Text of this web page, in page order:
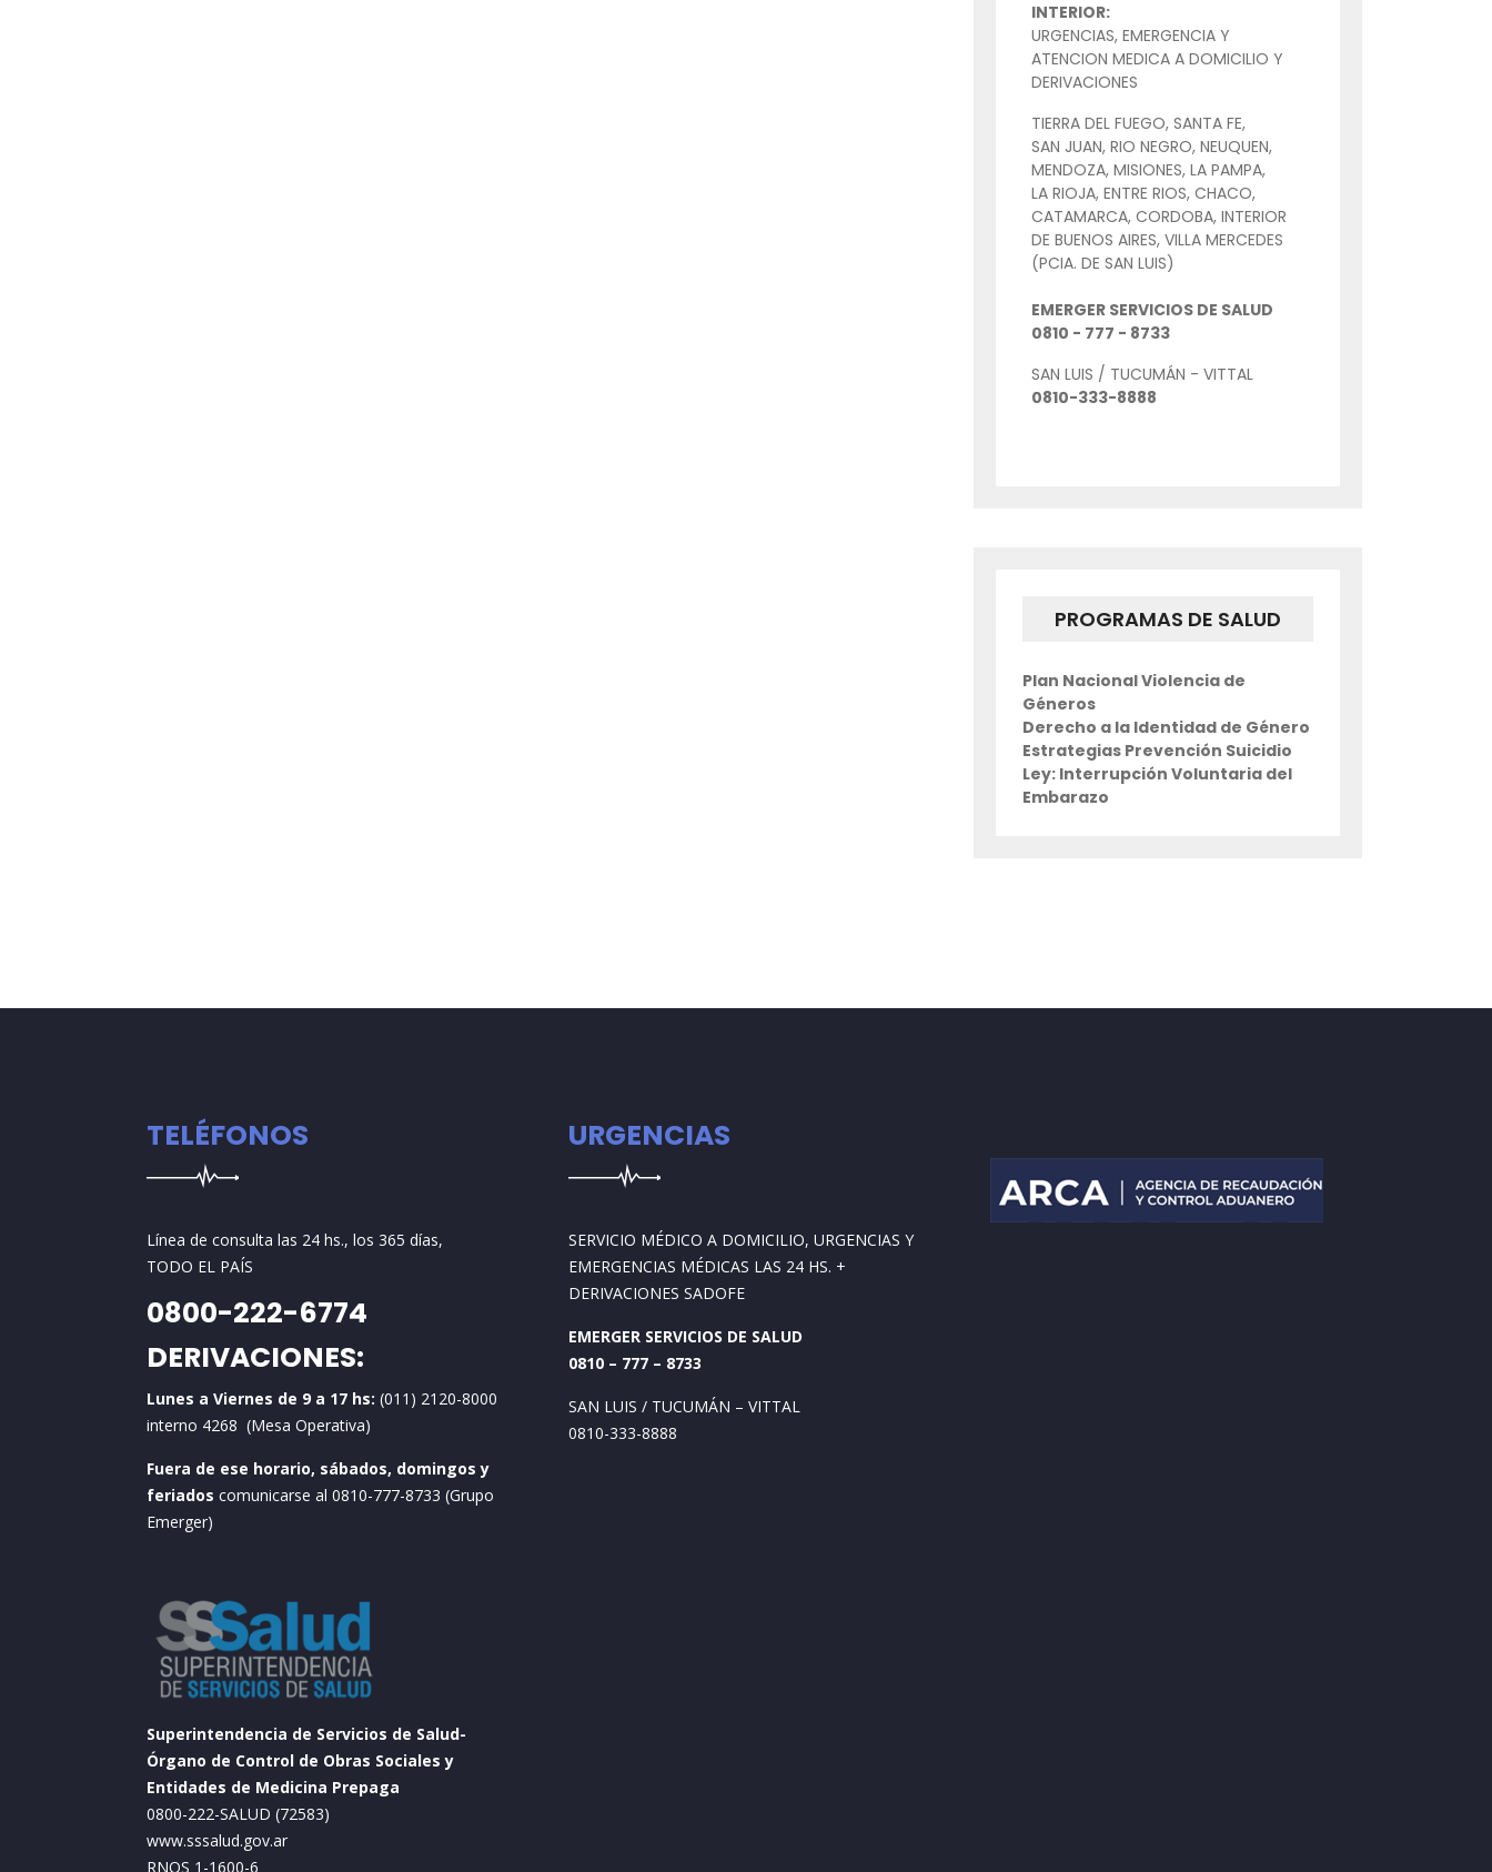
INTERIOR:
URGENCIAS, EMERGENCIA Y
ATENCION MEDICA A DOMICILIO Y
DERIVACIONES
TIERRA DEL FUEGO, SANTA FE,
SAN JUAN, RIO NEGRO, NEUQUEN,
MENDOZA, MISIONES, LA PAMPA,
LA RIOJA, ENTRE RIOS, CHACO,
CATAMARCA, CORDOBA, INTERIOR
DE BUENOS AIRES, VILLA MERCEDES
(PCIA. DE SAN LUIS)
EMERGER SERVICIOS DE SALUD
0810 - 777 - 8733
SAN LUIS / TUCUMÁN - VITTAL
0810-333-8888
PROGRAMAS DE SALUD
Plan Nacional Violencia de
Géneros
Derecho a la Identidad de Género
Estrategias Prevención Suicidio
Ley: Interrupción Voluntaria del
Embarazo
TELÉFONOS
Línea de consulta las 24 hs., los 365 días,
TODO EL PAÍS
0800-222-6774
DERIVACIONES:
Lunes a Viernes de 9 a 17 hs: (011) 2120-8000
interno 4268 (Mesa Operativa)
Fuera de ese horario, sábados, domingos y
feriados comunicarse al 0810-777-8733 (Grupo
Emerger)
Superintendencia de Servicios de Salud-
Órgano de Control de Obras Sociales y
Entidades de Medicina Prepaga
0800-222-SALUD (72583)
www.sssalud.gov.ar
RNOS 1-1600-6
URGENCIAS
SERVICIO MÉDICO A DOMICILIO, URGENCIAS Y
EMERGENCIAS MÉDICAS LAS 24 HS. +
DERIVACIONES SADOFE
EMERGER SERVICIOS DE SALUD
0810 – 777 – 8733
SAN LUIS / TUCUMÁN – VITTAL
0810-333-8888